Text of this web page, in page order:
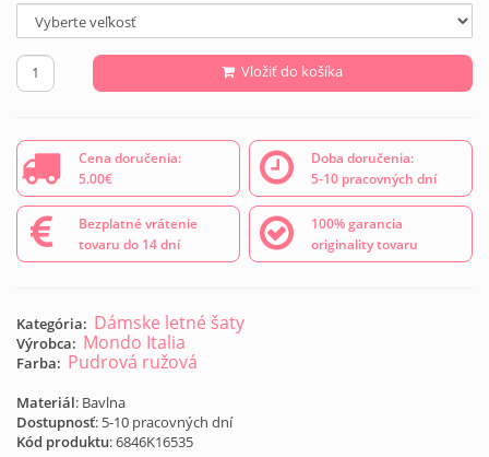
Vložiť do košíka
Cena doručenia:
5.00€
Doba doručenia:
5-10 pracovných dní
Bezplatné vrátenie
tovaru do 14 dní
100% garancia
originality tovaru
Kategória: Dámske letné šaty
Výrobca: Mondo Italia
Farba: Pudrová ružová
Materiál: Bavlna
Dostupnosť: 5-10 pracovných dní
Kód produktu:6846K16535